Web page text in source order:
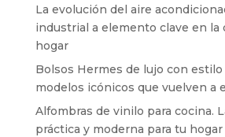
La evolución del aire
industrial a elemento clave en la
hogar
Bolsos Hermes de lujo con estilo
modelos icónicos que vuelven a
Alfombras de vinilo para cocina.
práctica y moderna para tu hogar